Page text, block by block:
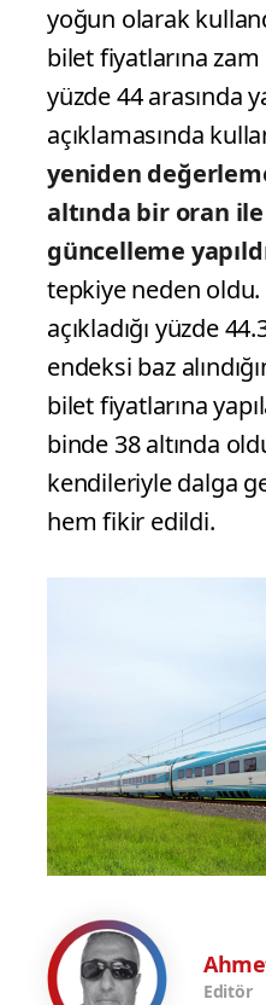
yoğun olarak
bilet fiyatlarına zam
yüzde 44 arasında
açıklamasında
yeniden
altında bir oran ile
güncelleme
tepkiye neden oldu.
açıkladığı yüzde
endeksi baz
bilet fiyatlarına
binde 38 altında
kendileriyle dalga
hem fikir edildi.
Editör